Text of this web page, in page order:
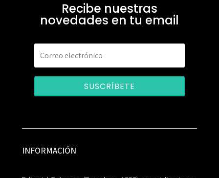
Recibe nuestras
novedades en tu email
SUSCRÍBETE
INFORMACIÓN